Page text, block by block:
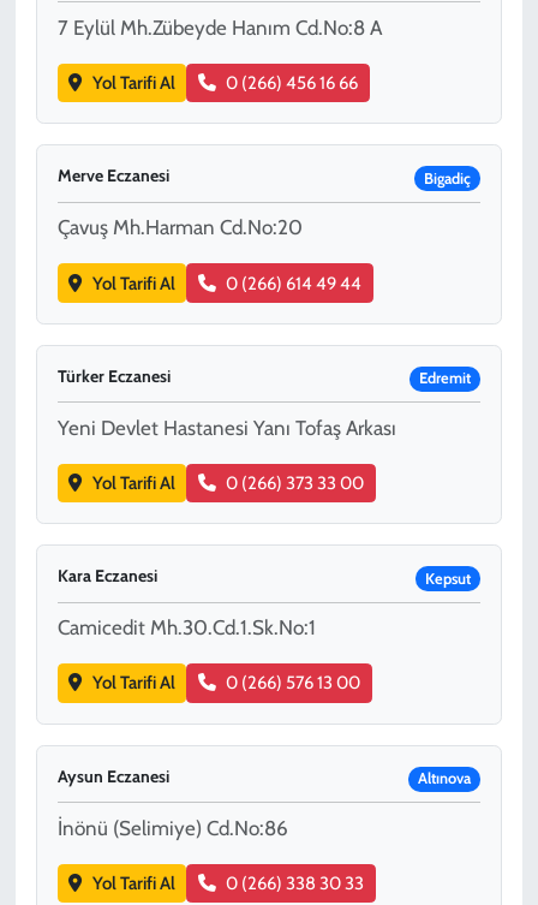
7 Eylül Mh.Zübeyde Hanım Cd.No:8 A
Yol Tarifi Al 0 (266) 456 16 66
Merve Eczanesi Bigadiç
Çavuş Mh.Harman Cd.No:20
Yol Tarifi Al 0 (266) 614 49 44
Türker Eczanesi Edremit
Yeni Devlet Hastanesi Yanı Tofaş Arkası
Yol Tarifi Al 0 (266) 373 33 00
Kara Eczanesi Kepsut
Camicedit Mh.30.Cd.1.Sk.No:1
Yol Tarifi Al 0 (266) 576 13 00
Aysun Eczanesi Altınova
İnönü (Selimiye) Cd.No:86
Yol Tarifi Al 0 (266) 338 30 33